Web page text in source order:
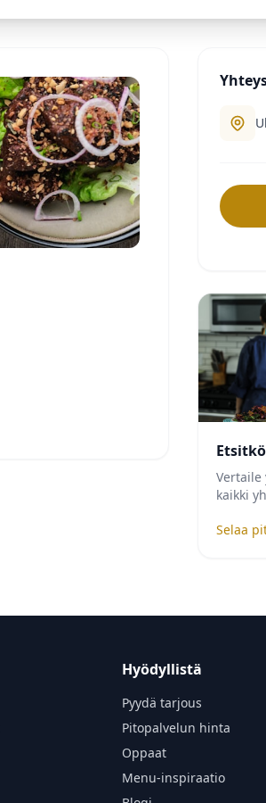
Vertaile
kaikki
Selaa
Hyödyllistä
Pyydä tarjous
Pitopalvelun hinta
Oppaat
Menu-inspiraatio